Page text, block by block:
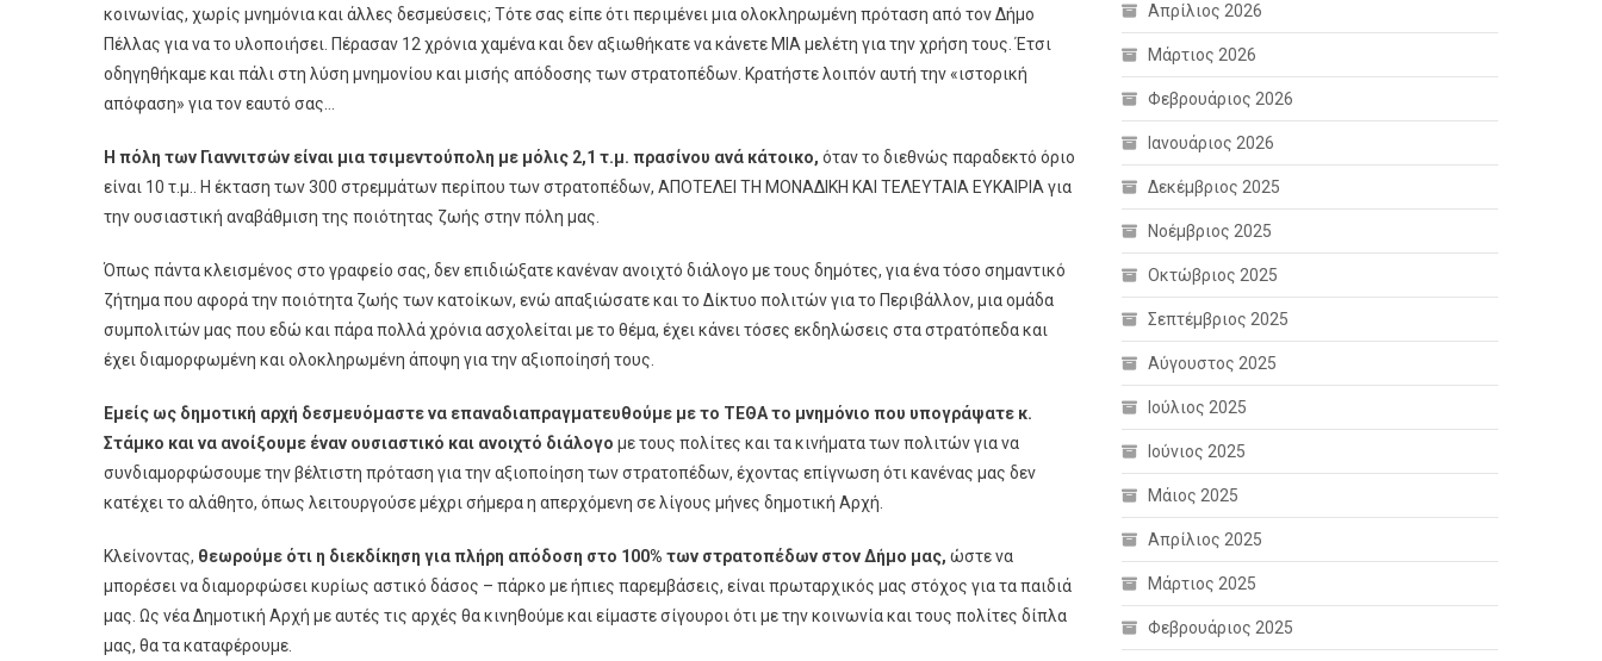
κοινωνίας, χωρίς μνημόνια και άλλες δεσμεύσεις; Τότε σας είπε ότι περιμένει μια ολοκληρωμένη πρόταση από τον Δήμο
Πέλλας για να το υλοποιήσει. Πέρασαν 12 χρόνια χαμένα και δεν αξιωθήκατε να κάνετε ΜΙΑ μελέτη για την χρήση τους. Έτσι
οδηγηθήκαμε και πάλι στη λύση μνημονίου και μισής απόδοσης των στρατοπέδων. Κρατήστε λοιπόν αυτή την «ιστορική
απόφαση» για τον εαυτό σας…
Η πόλη των Γιαννιτσών είναι μια τσιμεντούπολη με μόλις 2,1 τ.μ. πρασίνου ανά κάτοικο, όταν το διεθνώς παραδεκτό όριο
είναι 10 τ.μ.. Η έκταση των 300 στρεμμάτων περίπου των στρατοπέδων, ΑΠΟΤΕΛΕΙ ΤΗ ΜΟΝΑΔΙΚΗ ΚΑΙ ΤΕΛΕΥΤΑΙΑ ΕΥΚΑΙΡΙΑ για
την ουσιαστική αναβάθμιση της ποιότητας ζωής στην πόλη μας.
Όπως πάντα κλεισμένος στο γραφείο σας, δεν επιδιώξατε κανέναν ανοιχτό διάλογο με τους δημότες, για ένα τόσο σημαντικό
ζήτημα που αφορά την ποιότητα ζωής των κατοίκων, ενώ απαξιώσατε και το Δίκτυο πολιτών για το Περιβάλλον, μια ομάδα
συμπολιτών μας που εδώ και πάρα πολλά χρόνια ασχολείται με το θέμα, έχει κάνει τόσες εκδηλώσεις στα στρατόπεδα και
έχει διαμορφωμένη και ολοκληρωμένη άποψη για την αξιοποίησή τους.
Εμείς ως δημοτική αρχή δεσμευόμαστε να επαναδιαπραγματευθούμε με το ΤΕΘΑ το μνημόνιο που υπογράψατε κ.
Στάμκο και να ανοίξουμε έναν ουσιαστικό και ανοιχτό διάλογο με τους πολίτες και τα κινήματα των πολιτών για να
συνδιαμορφώσουμε την βέλτιστη πρόταση για την αξιοποίηση των στρατοπέδων, έχοντας επίγνωση ότι κανένας μας δεν
κατέχει το αλάθητο, όπως λειτουργούσε μέχρι σήμερα η απερχόμενη σε λίγους μήνες δημοτική Αρχή.
Κλείνοντας, θεωρούμε ότι η διεκδίκηση για πλήρη απόδοση στο 100% των στρατοπέδων στον Δήμο μας, ώστε να
μπορέσει να διαμορφώσει κυρίως αστικό δάσος – πάρκο με ήπιες παρεμβάσεις, είναι πρωταρχικός μας στόχος για τα παιδιά
μας. Ως νέα Δημοτική Αρχή με αυτές τις αρχές θα κινηθούμε και είμαστε σίγουροι ότι με την κοινωνία και τους πολίτες δίπλα
μας, θα τα καταφέρουμε.
Απρίλιος 2026
Μάρτιος 2026
Φεβρουάριος 2026
Ιανουάριος 2026
Δεκέμβριος 2025
Νοέμβριος 2025
Οκτώβριος 2025
Σεπτέμβριος 2025
Αύγουστος 2025
Ιούλιος 2025
Ιούνιος 2025
Μάιος 2025
Απρίλιος 2025
Μάρτιος 2025
Φεβρουάριος 2025